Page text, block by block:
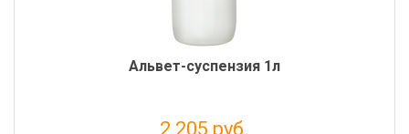
Альвет-суспензия 1л
2 205 руб.